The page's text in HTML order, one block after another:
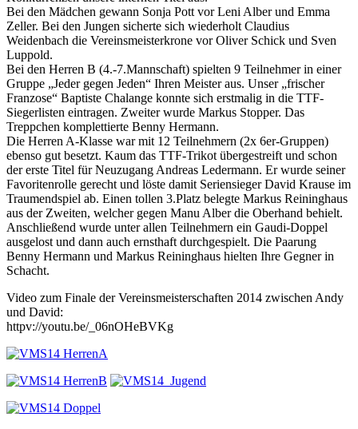
Bei den Mädchen gewann Sonja Pott vor Leni Alber und Emma
Zeller. Bei den Jungen sicherte sich wiederholt Claudius
Weidenbach die Vereinsmeisterkrone vor Oliver Schick und Sven
Luppold.
Bei den Herren B (4.-7.Mannschaft) spielten 9 Teilnehmer in einer
Gruppe „Jeder gegen Jeden“ Ihren Meister aus. Unser „frischer
Franzose“ Baptiste Chalange konnte sich erstmalig in die TTF-
Siegerlisten eintragen. Zweiter wurde Markus Stopper. Das
Treppchen komplettierte Benny Hermann.
Die Herren A-Klasse war mit 12 Teilnehmern (2x 6er-Gruppen)
ebenso gut besetzt. Kaum das TTF-Trikot übergestreift und schon
der erste Titel für Neuzugang Andreas Ledermann. Er wurde seiner
Favoritenrolle gerecht und löste damit Seriensieger David Krause im
Traumendspiel ab. Einen tollen 3.Platz belegte Markus Reininghaus
aus der Zweiten, welcher gegen Manu Alber die Oberhand behielt.
Anschließend wurde unter allen Teilnehmern ein Gaudi-Doppel
ausgelost und dann auch ernsthaft durchgespielt. Die Paarung
Benny Hermann und Markus Reininghaus hielten Ihre Gegner in
Schacht.
Video zum Finale der Vereinsmeisterschaften 2014 zwischen Andy
und David:
httpv://youtu.be/_06nOHeBVKg